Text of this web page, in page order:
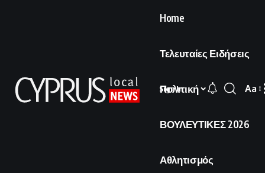
Home
Τελευταίες Ειδήσεις
Πολιτική
ΒΟΥΛΕΥΤΙΚΕΣ 2026
Αθλητισμός
Sign In
Font
Aa